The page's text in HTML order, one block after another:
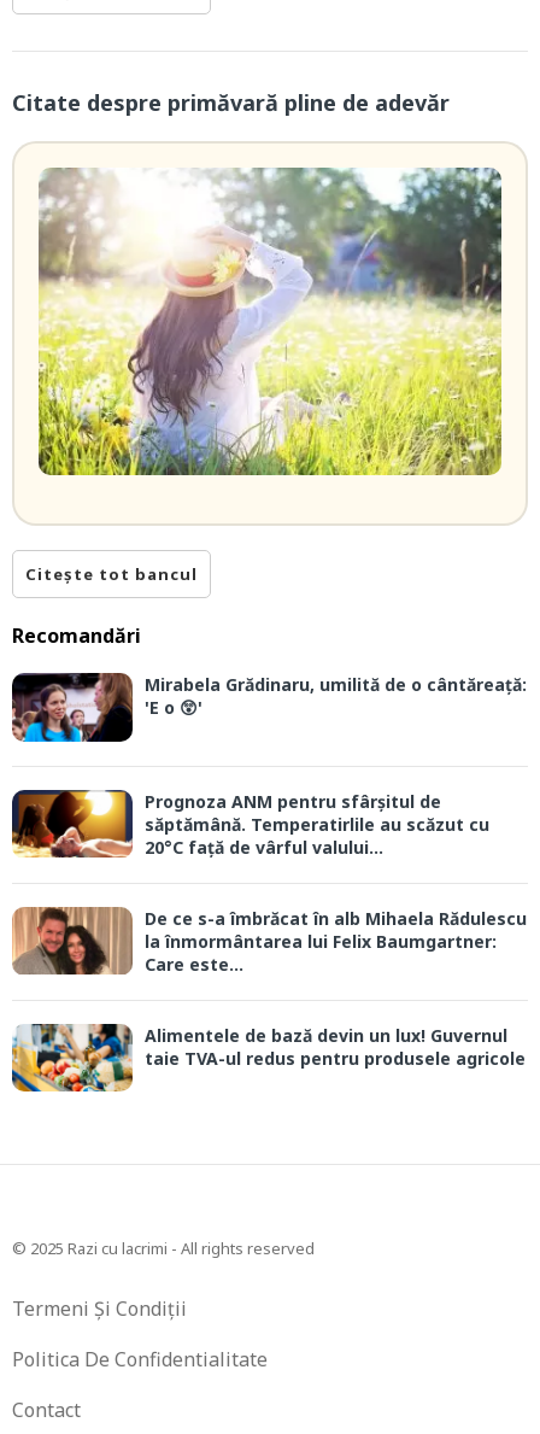
Citate despre primăvară pline de adevăr
Citește tot bancul
Recomandări
Mirabela Grădinaru, umilită de o cântăreață:
'E o 😲'
Prognoza ANM pentru sfârșitul de
săptămână. Temperatirlile au scăzut cu
20°C față de vârful valului...
De ce s-a îmbrăcat în alb Mihaela Rădulescu
la înmormântarea lui Felix Baumgartner:
Care este...
Alimentele de bază devin un lux! Guvernul
taie TVA-ul redus pentru produsele agricole
© 2025 Razi cu lacrimi - All rights reserved
Termeni Și Condiții
Politica De Confidentialitate
Contact